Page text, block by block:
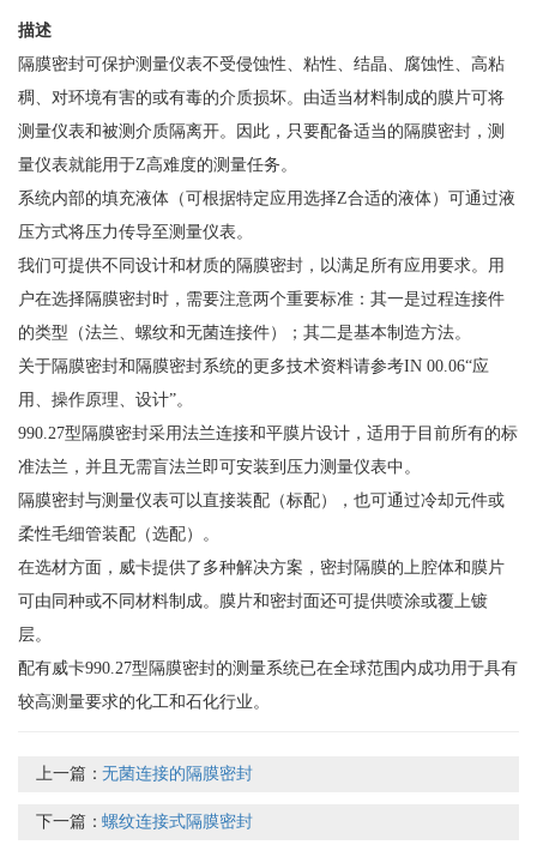
描述
隔膜密封可保护测量仪表不受侵蚀性、粘性、结晶、腐蚀性、高粘
稠、对环境有害的或有毒的介质损坏。由适当材料制成的膜片可将
测量仪表和被测介质隔离开。因此，只要配备适当的隔膜密封，测
量仪表就能用于Z高难度的测量任务。
系统内部的填充液体（可根据特定应用选择Z合适的液体）可通过液
压方式将压力传导至测量仪表。
我们可提供不同设计和材质的隔膜密封，以满足所有应用要求。用
户在选择隔膜密封时，需要注意两个重要标准：其一是过程连接件
的类型（法兰、螺纹和无菌连接件）；其二是基本制造方法。
关于隔膜密封和隔膜密封系统的更多技术资料请参考IN 00.06“应
用、操作原理、设计”。
990.27型隔膜密封采用法兰连接和平膜片设计，适用于目前所有的标
准法兰，并且无需盲法兰即可安装到压力测量仪表中。
隔膜密封与测量仪表可以直接装配（标配），也可通过冷却元件或
柔性毛细管装配（选配）。
在选材方面，威卡提供了多种解决方案，密封隔膜的上腔体和膜片
可由同种或不同材料制成。膜片和密封面还可提供喷涂或覆上镀
层。
配有威卡990.27型隔膜密封的测量系统已在全球范围内成功用于具有
较高测量要求的化工和石化行业。
上一篇：无菌连接的隔膜密封
下一篇：螺纹连接式隔膜密封